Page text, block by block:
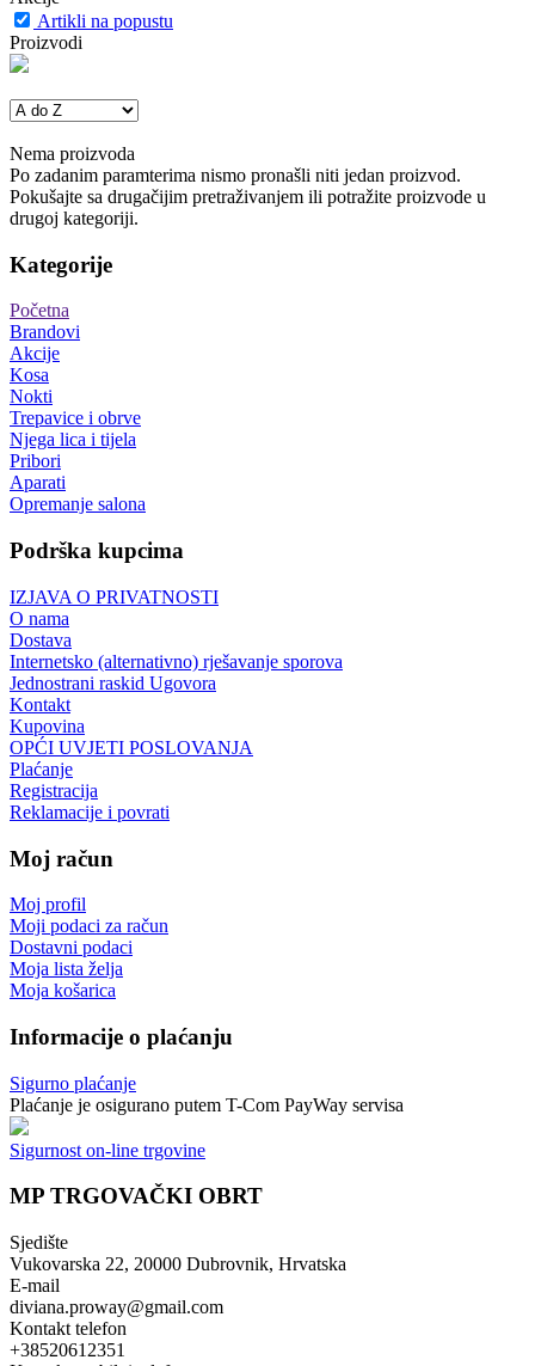
Artikli na popustu
Proizvodi
Nema proizvoda
Po zadanim paramterima nismo pronašli niti jedan proizvod.
Pokušajte sa drugačijim pretraživanjem ili potražite proizvode u
drugoj kategoriji.
Kategorije
Početna
Brandovi
Akcije
Kosa
Nokti
Trepavice i obrve
Njega lica i tijela
Pribori
Aparati
Opremanje salona
Podrška kupcima
IZJAVA O PRIVATNOSTI
O nama
Dostava
Internetsko (alternativno) rješavanje sporova
Jednostrani raskid Ugovora
Kontakt
Kupovina
OPĆI UVJETI POSLOVANJA
Plaćanje
Registracija
Reklamacije i povrati
Moj račun
Moj profil
Moji podaci za račun
Dostavni podaci
Moja lista želja
Moja košarica
Informacije o plaćanju
Sigurno plaćanje
Plaćanje je osigurano putem T-Com PayWay servisa
Sigurnost on-line trgovine
MP TRGOVAČKI OBRT
Sjedište
Vukovarska 22, 20000 Dubrovnik, Hrvatska
E-mail
diviana.proway@gmail.com
Kontakt telefon
+38520612351